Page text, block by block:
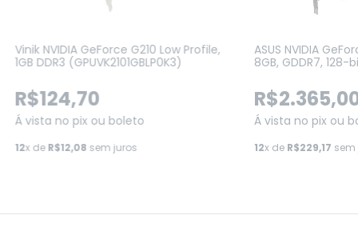
Vinik NVIDIA GeForce G210 Low Profile,
1GB DDR3 (GPUVK2101GBLP0K3)
R$124,70
Á vista no pix ou boleto
12x deR$12,08 sem juros
ASUS NVIDIA
8GB, GDDR7,
Á vista no pix ou
12x de R$229,17 sem